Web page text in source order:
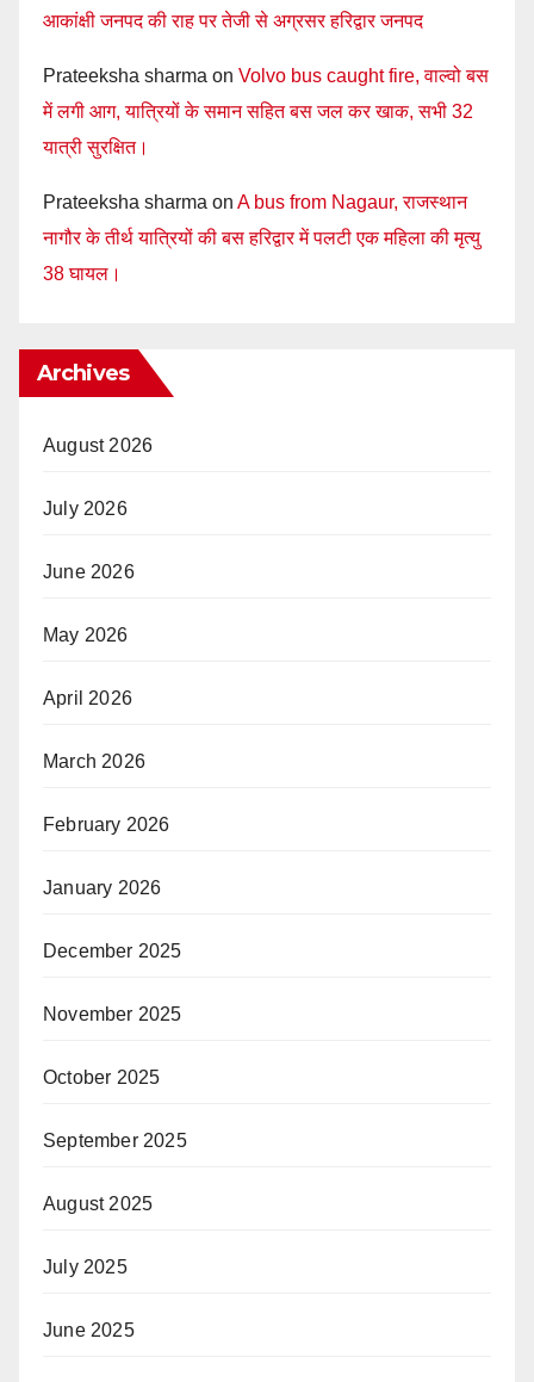
आकांक्षी जनपद की राह पर तेजी से अग्रसर हरिद्वार जनपद
Prateeksha sharma on Volvo bus caught fire, वाल्वो बस
में लगी आग, यात्रियों के समान सहित बस जल कर खाक, सभी 32
यात्री सुरक्षित।
Prateeksha sharma on A bus from Nagaur, राजस्थान
नागौर के तीर्थ यात्रियों की बस हरिद्वार में पलटी एक महिला की मृत्यु
38 घायल।
Archives
August 2026
July 2026
June 2026
May 2026
April 2026
March 2026
February 2026
January 2026
December 2025
November 2025
October 2025
September 2025
August 2025
July 2025
June 2025